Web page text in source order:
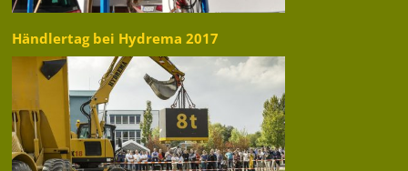
Händlertag bei Hydrema 2017